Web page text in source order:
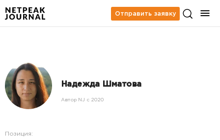
Отправить заявку
Надежда Шматова
Автор NJ c 2020
Позиция: